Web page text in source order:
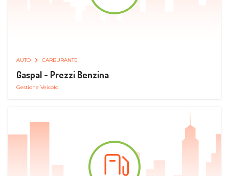
AUTO CARBURANTE
Gaspal - Prezzi Benzina
Gestione Veicolo